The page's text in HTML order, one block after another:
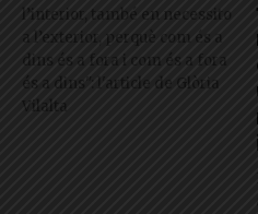
l’interior, també en necessito
a l’exterior, perquè com és a
dins és a fora i com és a fora
és a dins": l'article de Glòria
Vilalta